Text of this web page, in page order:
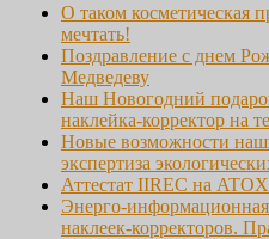
О таком косметическая
мечтать!
Поздравление с днем
Медведеву
Наш Новогодний
наклейка-корректор на
Новые возможности
экспертиза
Аттестат IIREC на
Энерго-
наклеек-корректоров.